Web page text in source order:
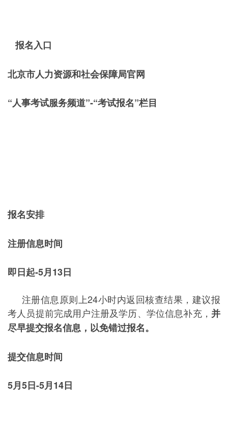
报名入口
北京市人力资源和社会保障局官网
“人事考试服务频道”-“考试报名”栏目
报名安排
注册信息时间
即日起-5月13日
注册信息原则上24小时内返回核查结果，建议报
考人员提前完成用户注册及学历、学位信息补充， 并
尽早提交报名信息，以免错过报名。
提交信息时间
5月5日-5月14日